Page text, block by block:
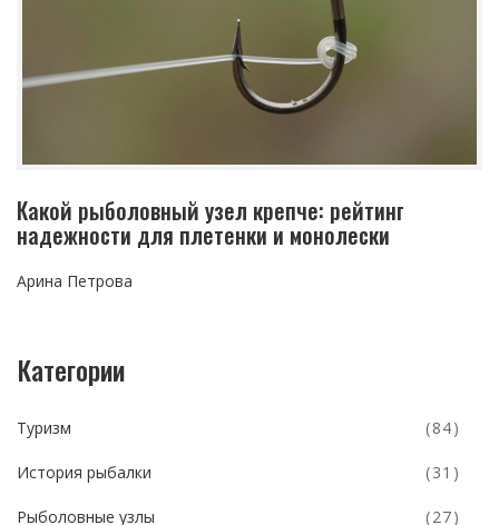
Какой рыболовный узел крепче: рейтинг
надежности для плетенки и монолески
Арина Петрова
Категории
Туризм (84)
История рыбалки (31)
Рыболовные узлы (27)